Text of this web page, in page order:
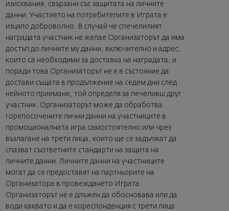
изисквания, свързани със защитата на личните
данни. Участието на потребителите в Играта е
изцяло доброволно. В случай че спечелилият
наградата участник не желае Организаторът да има
достъп до личните му данни, включително и адрес,
които са необходими за доставка на наградата, и
поради това Организаторът не е в състояние да
достави същата в продължение на седем дни след
нейното приемане, той определя за печеливш друг
участник. Организаторът може да обработва
горепосочените лични данни на участниците в
промоционалната игра самостоятелно или чрез
възлагане на трети лица, които ще се задължат да
спазват съответните стандарти на защита на
личните данни. Личните данни на участниците
могат да се предоставят на партньорите на
Организатора в провеждането Играта.
Организаторът не е длъжен да обосновава или да
води каквато и да е кореспонденция с трети лица